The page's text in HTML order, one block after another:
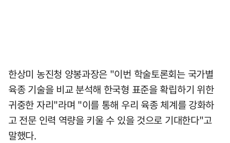
한상미 농진청 양봉과장은 "이번 학술토론회는 국가별
육종 기술을 비교 분석해 한국형 표준을 확립하기 위한
귀중한 자리"라며 "이를 통해 우리 육종 체계를 강화하
고 전문 인력 역량을 키울 수 있을 것으로 기대한다"고
말했다.